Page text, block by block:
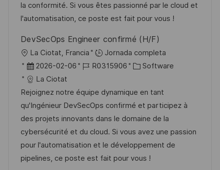
n p
u
l
i
c
a
c
i
ó
n
l
e
í
a
la conformité. Si vous êtes passionné par le cloud et
l'automatisation, ce poste est fait pour vous !
DevSecOps Engineer confirmé (H/F)
U
b
c
a
c
i
ó
n
La Ciotat, Francia
Jornada completa
F
e
c
h
a
d
e
p
2026-02-06
I
d
e
e
m
p
l
R0315906
C
t
e
g
o
r
í
Software
La Ciotat
Rejoignez notre équipe dynamique en tant
qu'Ingénieur DevSecOps confirmé et participez à
des projets innovants dans le domaine de la
cybersécurité et du cloud. Si vous avez une passion
pour l'automatisation et le développement de
pipelines, ce poste est fait pour vous !